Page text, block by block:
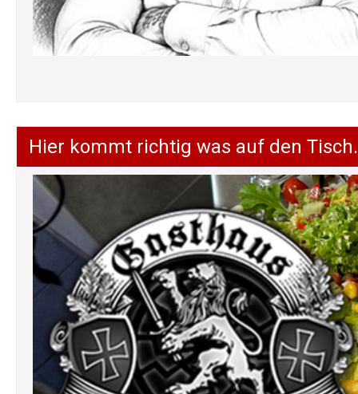
Hier kommt richtig was auf den Tisch.